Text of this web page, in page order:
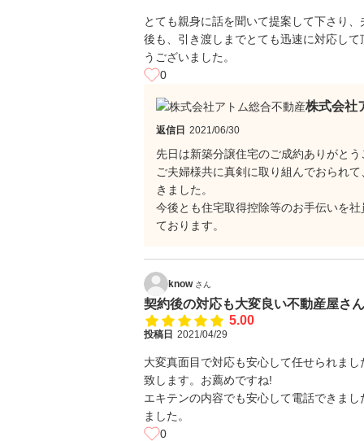
とても親身に話を聞いて提案して下さり
後も、引き渡しまでとても迅速に対応し
うございました。
0
株式会社
返信日 2021/06/30
先日は新築分譲住宅のご成約ありがとう
ご夫婦様共に真剣に取り組んでおられ
きました。
今後とも住宅取得控除等のお手伝いを
ております。
know さん
契約後の対応も大変良い不動産屋さ
5.00
投稿日 2021/04/29
大変真面目で対応も安心して任せられま
致します。お薦めですね!
エキテンの内容でも安心して電話できま
ました。
0